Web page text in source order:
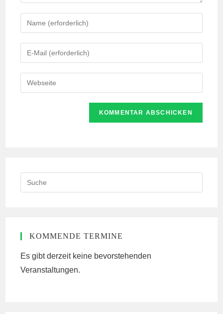
deinen
Namen
oder
zum
Kommentieren
deine
E-
Mail-
deine
this
KOMMENDE TERMINE
Es gibt derzeit keine bevorstehenden
Veranstaltungen.